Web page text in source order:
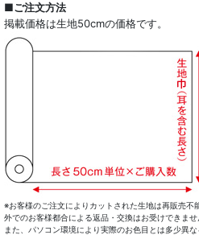
■ご注文方法
掲載価格は生地50cmの価格です。
※お客様のご注文によりカットされた生地は再販売不
外でのお客様都合による返品・交換はお受けできま
また、パソコン環境により実際のお色目とは多少異